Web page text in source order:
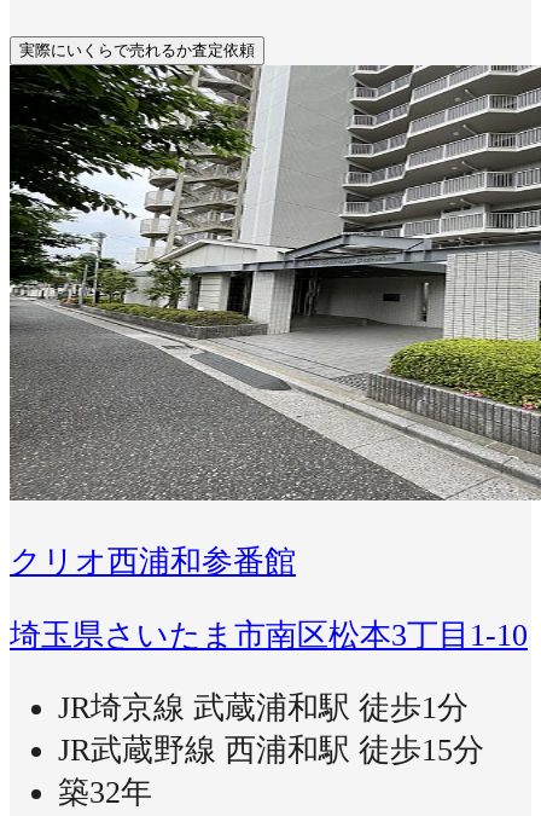
実際にいくらで売れるか査定依頼
クリオ西浦和参番館
埼玉県さいたま市南区松本3丁目1-10
JR埼京線 武蔵浦和駅 徒歩1分
JR武蔵野線 西浦和駅 徒歩15分
築32年